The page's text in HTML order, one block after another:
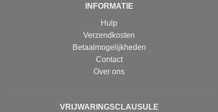
INFORMATIE
Hulp
Verzendkosten
Betaalmogelijkheden
Contact
Over ons
VRIJWARINGSCLAUSULE